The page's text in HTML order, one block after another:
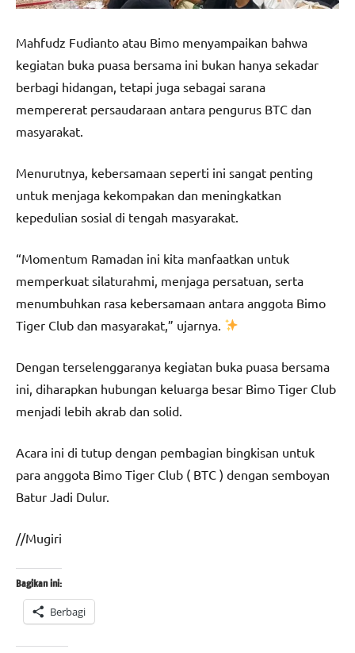
Mahfudz Fudianto atau Bimo menyampaikan bahwa
kegiatan buka puasa bersama ini bukan hanya sekadar
berbagi hidangan, tetapi juga sebagai sarana
mempererat persaudaraan antara pengurus BTC dan
masyarakat.
Menurutnya, kebersamaan seperti ini sangat penting
untuk menjaga kekompakan dan meningkatkan
kepedulian sosial di tengah masyarakat.
“Momentum Ramadan ini kita manfaatkan untuk
memperkuat silaturahmi, menjaga persatuan, serta
menumbuhkan rasa kebersamaan antara anggota Bimo
Tiger Club dan masyarakat,” ujarnya.
Dengan terselenggaranya kegiatan buka puasa bersama
ini, diharapkan hubungan keluarga besar Bimo Tiger Club
menjadi lebih akrab dan solid.
Acara ini di tutup dengan pembagian bingkisan untuk
para anggota Bimo Tiger Club ( BTC ) dengan semboyan
Batur Jadi Dulur.
//Mugiri
Bagikan ini:
Berbagi